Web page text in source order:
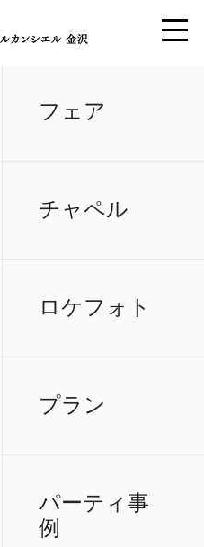
フェア
チャペル
ロケフォト
プラン
パーティ事
例